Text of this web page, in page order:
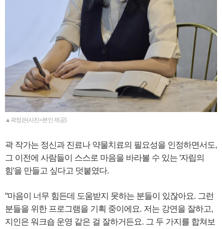
▲곽정은(사진=본인 제공)
곽 작가는 정신과 진료나 약물치료의 필요성을 인정하면서도,
그 이전에 사람들이 스스로 마음을 바라볼 수 있는 '자립의
힘'을 만들고 싶다고 덧붙였다.
"마음이 너무 힘든데 도움받지 못하는 분들이 있잖아요. 그런
분들을 위한 프로그램을 기획 중이에요. 저는 강연을 잘하고,
지인은 워크숍 운영 같은 걸 잘하거든요. 그 두 가지를 합쳐보